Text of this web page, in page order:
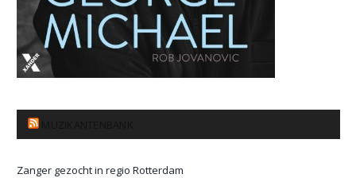
Zanger gezocht in regio Rotterdam